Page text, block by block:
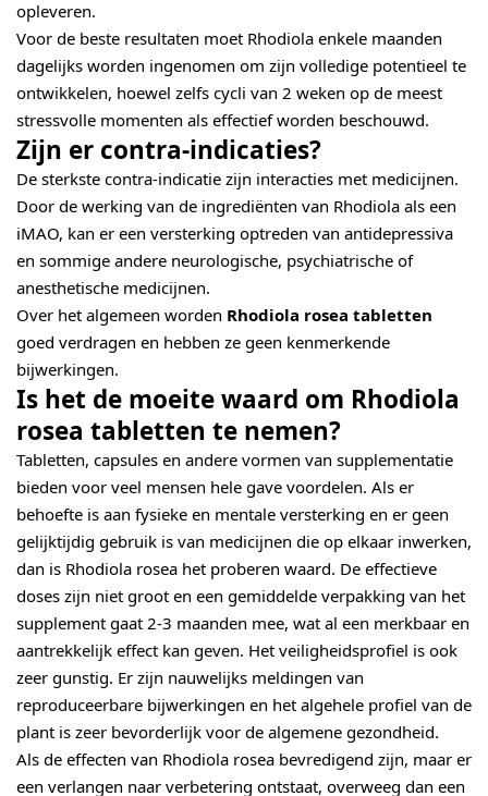
opleveren.
Voor de beste resultaten moet Rhodiola enkele maanden
dagelijks worden ingenomen om zijn volledige potentieel te
ontwikkelen, hoewel zelfs cycli van 2 weken op de meest
stressvolle momenten als effectief worden beschouwd.
Zijn er contra-indicaties?
De sterkste contra-indicatie zijn interacties met medicijnen.
Door de werking van de ingrediënten van Rhodiola als een
iMAO, kan er een versterking optreden van antidepressiva
en sommige andere neurologische, psychiatrische of
anesthetische medicijnen.
Over het algemeen worden Rhodiola rosea tabletten
goed verdragen en hebben ze geen kenmerkende
bijwerkingen.
Is het de moeite waard om Rhodiola
rosea tabletten te nemen?
Tabletten, capsules en andere vormen van supplementatie
bieden voor veel mensen hele gave voordelen. Als er
behoefte is aan fysieke en mentale versterking en er geen
gelijktijdig gebruik is van medicijnen die op elkaar inwerken,
dan is Rhodiola rosea het proberen waard. De effectieve
doses zijn niet groot en een gemiddelde verpakking van het
supplement gaat 2-3 maanden mee, wat al een merkbaar en
aantrekkelijk effect kan geven. Het veiligheidsprofiel is ook
zeer gunstig. Er zijn nauwelijks meldingen van
reproduceerbare bijwerkingen en het algehele profiel van de
plant is zeer bevorderlijk voor de algemene gezondheid.
Als de effecten van Rhodiola rosea bevredigend zijn, maar er
een verlangen naar verbetering ontstaat, overweeg dan een